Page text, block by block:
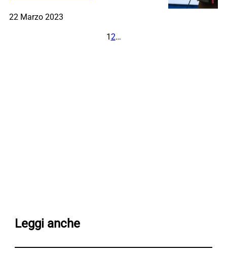
22 Marzo 2023
1 2…
Leggi anche